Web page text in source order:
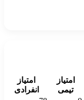
امتیاز
تیمی
امتیاز
انفرادی